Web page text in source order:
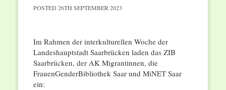
POSTED 26TH SEPTEMBER 2023
Im Rahmen der interkulturellen Woche der
Landeshauptstadt Saarbrücken laden das ZIB
Saarbrücken, der AK Migrantinnen, die
FrauenGenderBibliothek Saar und MiNET Saar
ein: